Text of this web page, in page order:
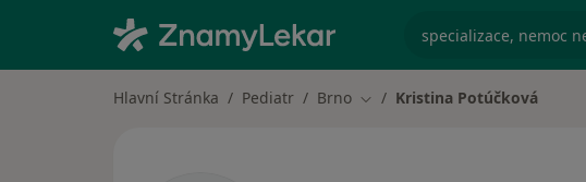
specializace, nemoc
Hlavní Stránka Pediatr Brno Změna města
Kristina Potúčková